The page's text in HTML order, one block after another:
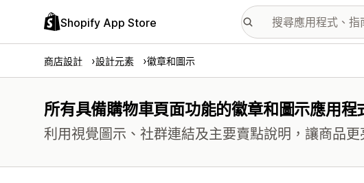
Shopify App Store
商店設計 設計元素 徽章和圖示
所有具備購物車頁面功能的徽章和圖示應用程
利用視覺圖示、社群連結及主要賣點說明，讓商品更